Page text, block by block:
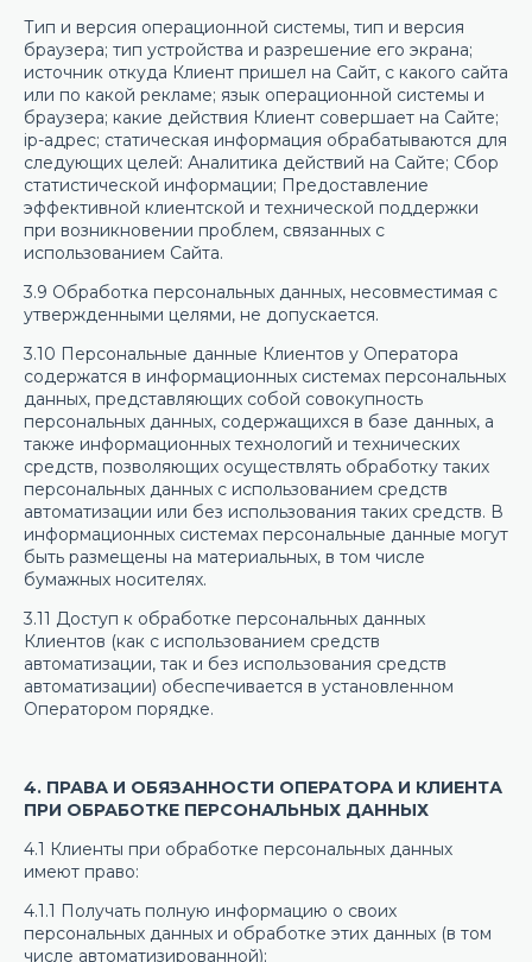
Тип и версия операционной системы, тип и версия
браузера; тип устройства и разрешение его экрана;
источник откуда Клиент пришел на Сайт, с какого сайта
или по какой рекламе; язык операционной системы и
браузера; какие действия Клиент совершает на Сайте;
ip-адрес; статическая информация обрабатываются для
следующих целей: Аналитика действий на Сайте; Сбор
статистической информации; Предоставление
эффективной клиентской и технической поддержки
при возникновении проблем, связанных с
использованием Сайта.
3.9 Обработка персональных данных, несовместимая с
утвержденными целями, не допускается.
3.10 Персональные данные Клиентов у Оператора
содержатся в информационных системах персональных
данных, представляющих собой совокупность
персональных данных, содержащихся в базе данных, а
также информационных технологий и технических
средств, позволяющих осуществлять обработку таких
персональных данных с использованием средств
автоматизации или без использования таких средств. В
информационных системах персональные данные могут
быть размещены на материальных, в том числе
бумажных носителях.
3.11 Доступ к обработке персональных данных
Клиентов (как с использованием средств
автоматизации, так и без использования средств
автоматизации) обеспечивается в установленном
Оператором порядке.
4. ПРАВА И ОБЯЗАННОСТИ ОПЕРАТОРА И КЛИЕНТА
ПРИ ОБРАБОТКЕ ПЕРСОНАЛЬНЫХ ДАННЫХ
4.1 Клиенты при обработке персональных данных
имеют право:
4.1.1 Получать полную информацию о своих
персональных данных и обработке этих данных (в том
числе автоматизированной);